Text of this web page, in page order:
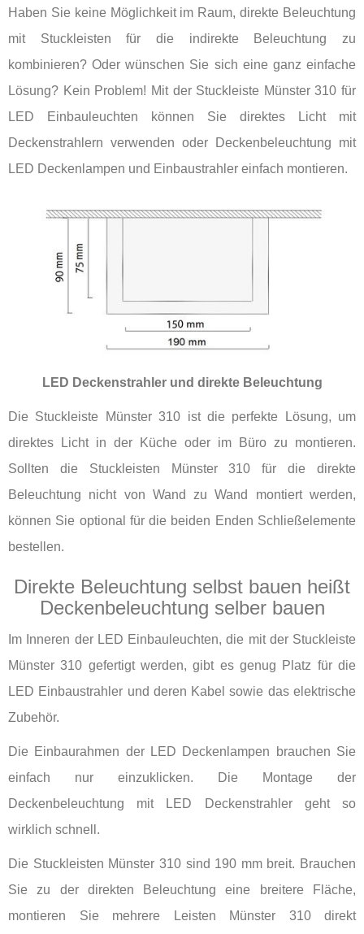
Haben Sie keine Möglichkeit im Raum, direkte Beleuchtung
mit Stuckleisten für die indirekte Beleuchtung zu
kombinieren? Oder wünschen Sie sich eine ganz einfache
Lösung? Kein Problem! Mit der Stuckleiste Münster 310 für
LED Einbauleuchten können Sie direktes Licht mit
Deckenstrahlern verwenden oder Deckenbeleuchtung mit
LED Deckenlampen und Einbaustrahler einfach montieren.
LED Deckenstrahler und direkte Beleuchtung
Die Stuckleiste Münster 310 ist die perfekte Lösung, um
direktes Licht in der Küche oder im Büro zu montieren.
Sollten die Stuckleisten Münster 310 für die direkte
Beleuchtung nicht von Wand zu Wand montiert werden,
können Sie optional für die beiden Enden Schließelemente
bestellen.
Direkte Beleuchtung selbst bauen heißt
Deckenbeleuchtung selber bauen
Im Inneren der LED Einbauleuchten, die mit der Stuckleiste
Münster 310 gefertigt werden, gibt es genug Platz für die
LED Einbaustrahler und deren Kabel sowie das elektrische
Zubehör.
Die Einbaurahmen der LED Deckenlampen brauchen Sie
einfach nur einzuklicken. Die Montage der
Deckenbeleuchtung mit LED Deckenstrahler geht so
wirklich schnell.
Die Stuckleisten Münster 310 sind 190 mm breit. Brauchen
Sie zu der direkten Beleuchtung eine breitere Fläche,
montieren Sie mehrere Leisten Münster 310 direkt